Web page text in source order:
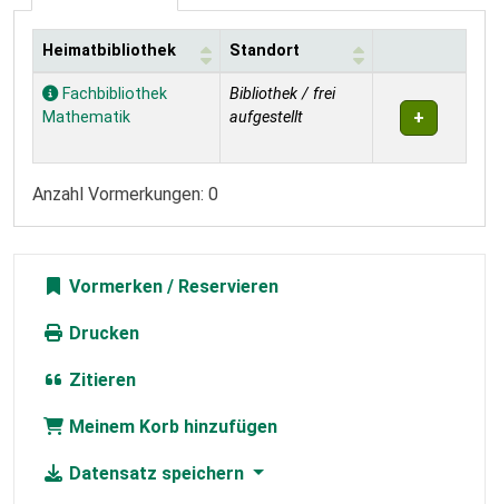
Exemplare
Heimatbibliothek Standort
Fachbibliothek
Mathematik
Bibliothek / frei
aufgestellt
Anzahl Vormerkungen: 0
Vormerken
Drucken
Zitieren
Meinem Korb hinzufügen
Datensatz speichern